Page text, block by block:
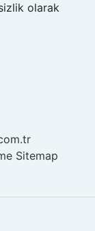
olarak
Sitemap